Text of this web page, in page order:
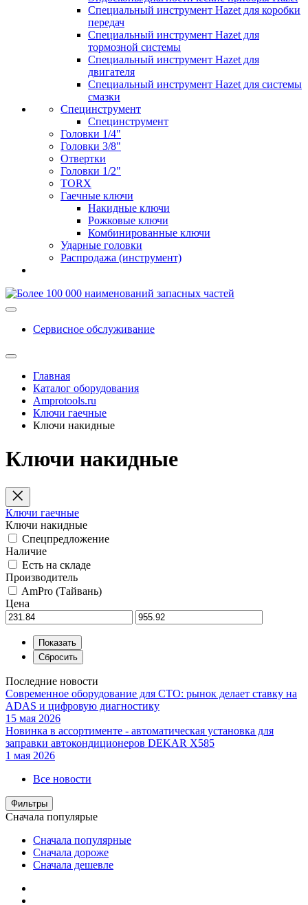
Специальный инструмент Hazet для коробки
передач
Специальный инструмент Hazet для
тормозной системы
Специальный инструмент Hazet для
двигателя
Специальный инструмент Hazet для системы
смазки
Специнструмент
Специнструмент
Головки 1/4"
Головки 3/8"
Отвертки
Головки 1/2"
TORX
Гаечные ключи
Накидные ключи
Рожковые ключи
Комбинированные ключи
Ударные головки
Распродажа (инструмент)
Сервисное обслуживание
Главная
Каталог оборудования
Amprotools.ru
Ключи гаечные
Ключи накидные
Ключи накидные
Ключи гаечные
Ключи накидные
Спецпредложение
Наличие
Есть на складе
Производитель
AmPro (Тайвань)
Цена
Последние новости
Современное оборудование для СТО: рынок делает ставку на
ADAS и цифровую диагностику
15 мая 2026
Новинка в ассортименте - автоматическая установка для
заправки автокондиционеров DEKAR X585
1 мая 2026
Все новости
Фильтры
Сначала популярые
Сначала популярные
Сначала дороже
Сначала дешевле